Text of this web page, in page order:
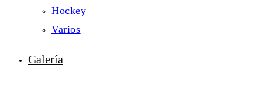
Hockey
Varios
Galería